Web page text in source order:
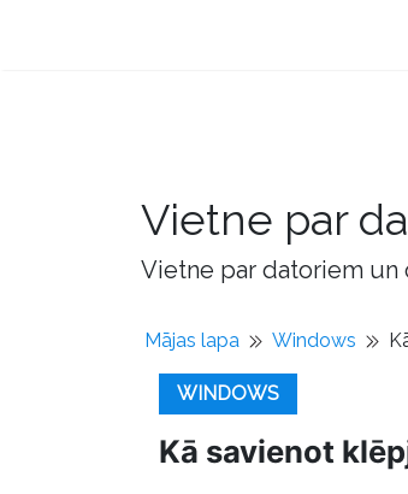
Vietne par
Vietne par datoriem
Mājas lapa Windows
WINDOWS
Kā savienot